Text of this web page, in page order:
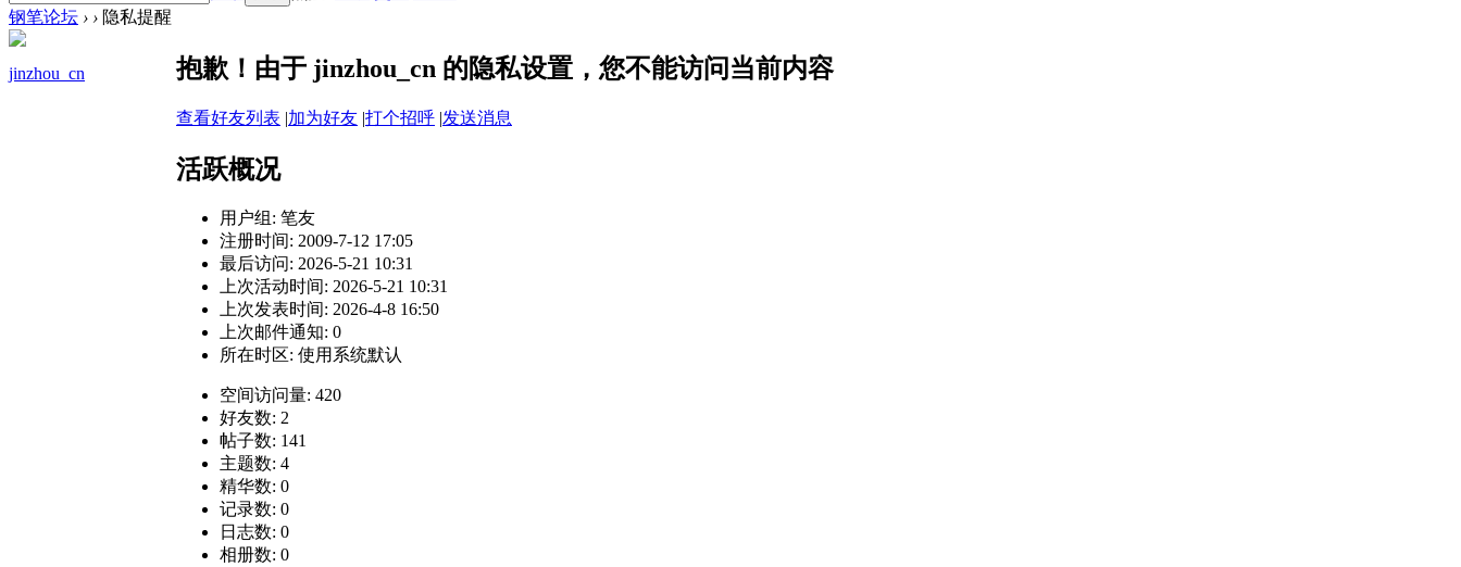
钢笔论坛 › › 隐私提醒
jinzhou_cn 抱歉！由于 jinzhou_cn 的隐私设置，您不能访问当前内容
查看好友列表 |加为好友 |打个招呼 |发送消息
活跃概况
用户组: 笔友
注册时间: 2009-7-12 17:05
最后访问: 2026-5-21 10:31
上次活动时间: 2026-5-21 10:31
上次发表时间: 2026-4-8 16:50
上次邮件通知: 0
所在时区: 使用系统默认
空间访问量: 420
好友数: 2
帖子数: 141
主题数: 4
精华数: 0
记录数: 0
日志数: 0
相册数: 0